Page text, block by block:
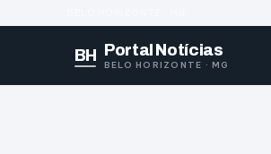
BH Portal Notícias
BELO HORIZONTE · MG